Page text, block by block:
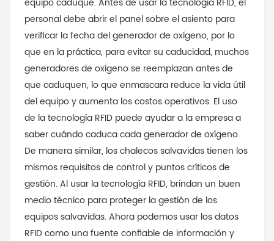
personal debe abrir el panel sobre el asiento para
verificar la fecha del generador de oxígeno, por lo
que en la práctica, para evitar su caducidad, muchos
generadores de oxígeno se reemplazan antes de
que caduquen, lo que enmascara reduce la vida útil
del equipo y aumenta los costos operativos. El uso
de la tecnología RFID puede ayudar a la empresa a
saber cuándo caduca cada generador de oxígeno.
De manera similar, los chalecos salvavidas tienen los
mismos requisitos de control y puntos críticos de
gestión. Al usar la tecnología RFID, brindan un buen
medio técnico para proteger la gestión de los
equipos salvavidas. Ahora podemos usar los datos
RFID como una fuente confiable de información y